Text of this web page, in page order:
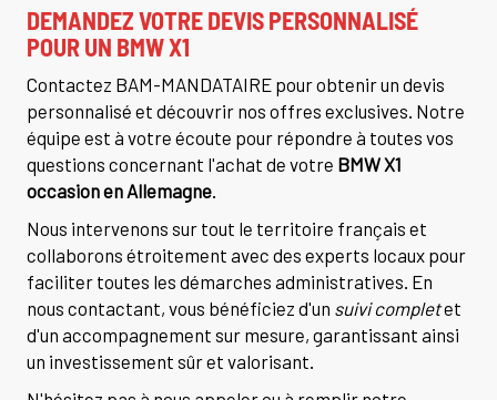
DEMANDEZ VOTRE DEVIS PERSONNALISÉ
POUR UN BMW X1
Contactez BAM-MANDATAIRE pour obtenir un devis
personnalisé et découvrir nos offres exclusives. Notre
équipe est à votre écoute pour répondre à toutes vos
questions concernant l'achat de votre BMW X1
occasion en Allemagne.
Nous intervenons sur tout le territoire français et
collaborons étroitement avec des experts locaux pour
faciliter toutes les démarches administratives. En
nous contactant, vous bénéficiez d'un suivi completet
d'un accompagnement sur mesure, garantissant ainsi
un investissement sûr et valorisant.